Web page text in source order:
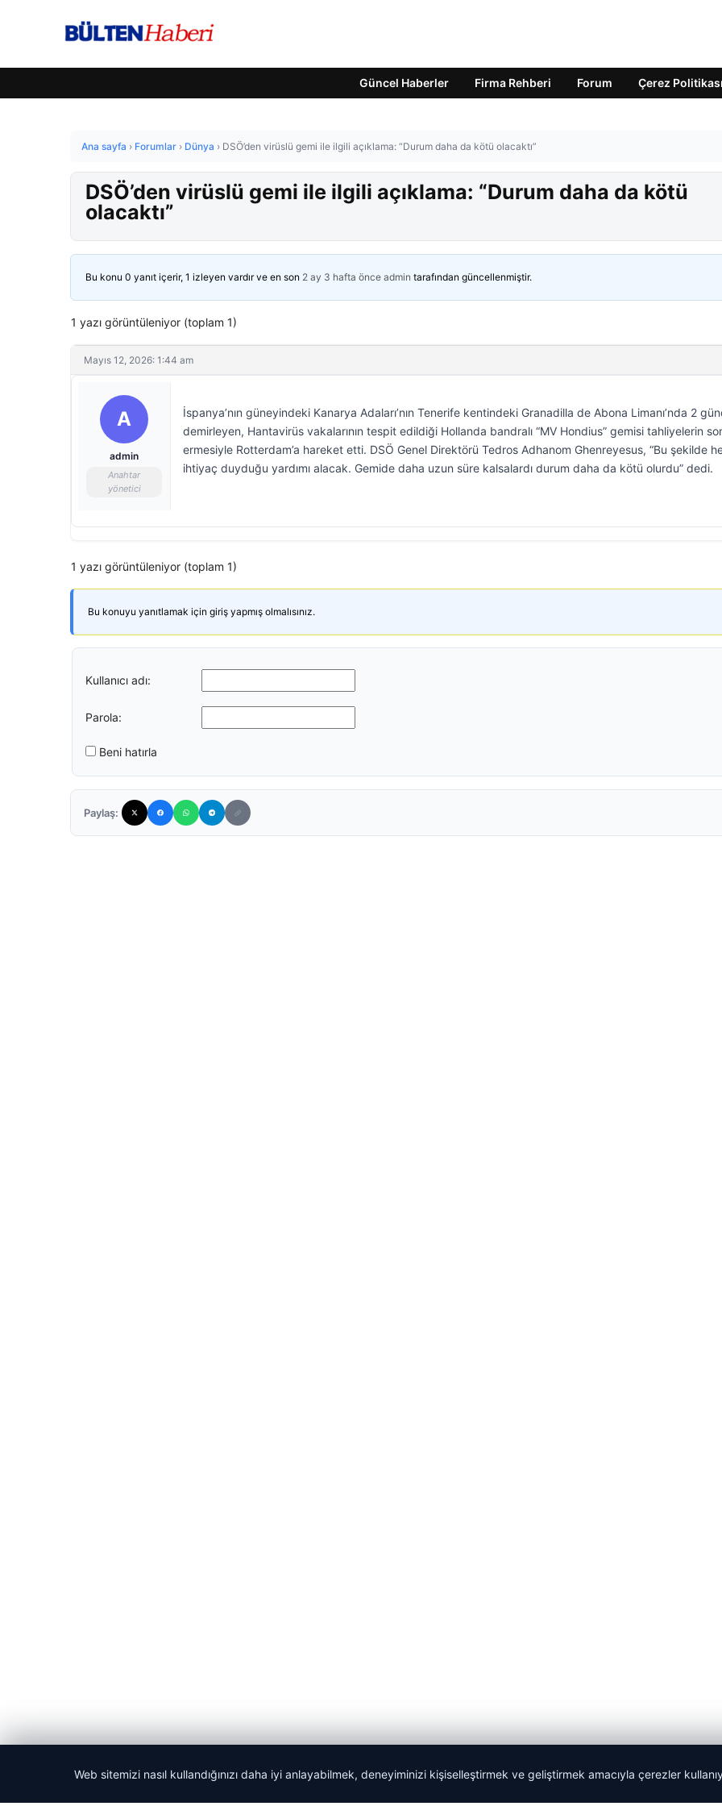
Güncel Haberler Firma Rehberi Forum Çerez Politikası
Ana sayfa › Forumlar › Dünya › DSÖ’den virüslü gemi ile ilgili açıklama: “Durum daha da kötü olacaktı”
DSÖ’den virüslü gemi ile ilgili açıklama: “Durum daha da kötü
olacaktı”
Bu konu 0 yanıt içerir, 1 izleyen vardır ve en son 2 ay 3 hafta önce admin tarafından güncellenmiştir.
1 yazı görüntüleniyor (toplam 1)
Mayıs 12, 2026: 1:44 am
A
admin
Anahtar
yönetici
İspanya’nın güneyindeki Kanarya Adaları’nın Tenerife kentindeki Granadilla de Abona Limanı’nda 2
demirleyen, Hantavirüs vakalarının tespit edildiği Hollanda bandralı “MV Hondius” gemisi tahliyelerin
ermesiyle Rotterdam’a hareket etti. DSÖ Genel Direktörü Tedros Adhanom Ghenreyesus, “Bu şekilde
ihtiyaç duyduğu yardımı alacak. Gemide daha uzun süre kalsalardı durum daha da kötü olurdu” dedi.
1 yazı görüntüleniyor (toplam 1)
Bu konuyu yanıtlamak için giriş yapmış olmalısınız.
Kullanıcı adı:
Parola:
Beni hatırla
Paylaş:
© 2026 Bülten Haberi
Web sitemizi nasıl kullandığınızı daha iyi anlayabilmek, deneyiminizi kişiselleştirmek ve geliştirmek amacıyla çerezler